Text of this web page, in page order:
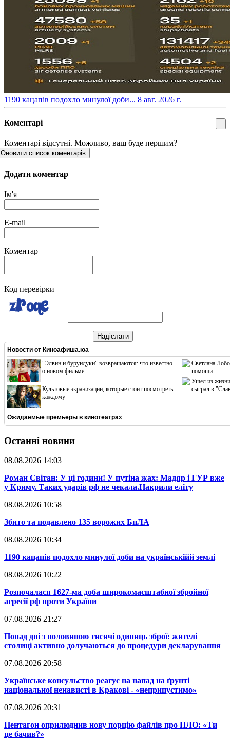
​1190 кацапів подохло минулої доби... 8 авг. 2026 г.
Коментарі
Коментарі відсутні. Можливо, ваш буде першим?
Оновити список коментарів
Додати коментар
Ім'я
E-mail
Коментар
Код перевірки
Надіслати
Новости от Киноафиша.юа
"Элвин и бурундуки" возвращаются: что известно
о новом фильме
Культовые экранизации, которые стоит посмотреть
каждому
Светлана
помощи
Ушел из жизни
сыграл в
Ожидаемые премьеры в кинотеатрах
Останні новини
08.08.2026 14:03
​Роман Світан: У ці години! У путіна жах: Мадяр і ГУР вже
у Криму. Таких ударів рф не чекала.Накрили еліту
08.08.2026 10:58
​Збито та подавлено 135 ворожих БпЛА
08.08.2026 10:34
​1190 кацапів подохло минулої доби на українськійй землі
08.08.2026 10:22
​Розпочалася 1627-ма доба широкомасштабної збройної
агресії рф проти України
07.08.2026 21:27
​Понад дві з половиною тисячі одиниць зброї: жителі
столиці активно долучаються до процедури декларування
07.08.2026 20:58
​Українське консульство реагує на напад на ґрунті
національної ненависті в Кракові - «неприпустимо»
07.08.2026 20:31
​Пентагон оприлюднив нову порцію файлів про НЛО: «Ти
це бачив?»